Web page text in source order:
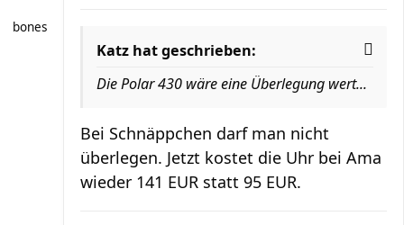
bones
Katz hat geschrieben:
Die Polar 430 wäre eine Überlegung wert...
Bei Schnäppchen darf man nicht
überlegen. Jetzt kostet die Uhr bei Ama
wieder 141 EUR statt 95 EUR.